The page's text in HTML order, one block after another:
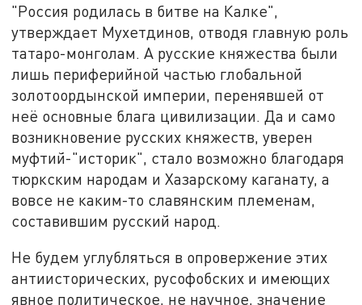
"Россия родилась в битве на Калке",
утверждает Мухетдинов, отводя главную роль
татаро-монголам. А русские княжества были
лишь периферийной частью глобальной
золотоордынской империи, перенявшей от
неё основные блага цивилизации. Да и само
возникновение русских княжеств, уверен
муфтий-"историк", стало возможно благодаря
тюркским народам и Хазарскому каганату, а
вовсе не каким-то славянским племенам,
составившим русский народ.
Не будем углубляться в опровержение этих
антиисторических, русофобских и имеющих
явное политическое, не научное, значение